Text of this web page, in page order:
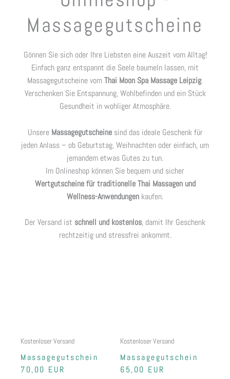
Massagegutscheine
Gönnen Sie sich oder Ihre Liebsten eine Auszeit vom Alltag!
Einfach ganz entspannt die Seele baumeln lassen, mit
Massagegutscheine vomThai Moon Spa Massage Leipzig.
Verschenken Sie Entspannung, Wohlbefinden und ein Stück
Gesundheit in wohliger Atmosphäre.
Unsere Massagegutscheinesind das ideale Geschenk für
jeden Anlass – ob Geburtstag, Weihnachten oder einfach, um
jemandem etwas Gutes zu tun.
Im Onlineshop können Sie bequem und sicher
Wertgutscheine für traditionelle Thai Massagen und
Wellness-Anwendungen kaufen.
Der Versand ist schnell und kostenlos, damit Ihr Geschenk
rechtzeitig und stressfrei ankommt.
Kostenloser Versand
Massagegutschein
70,00 EUR
Kostenloser Versand
Massagegutschein
65,00 EUR